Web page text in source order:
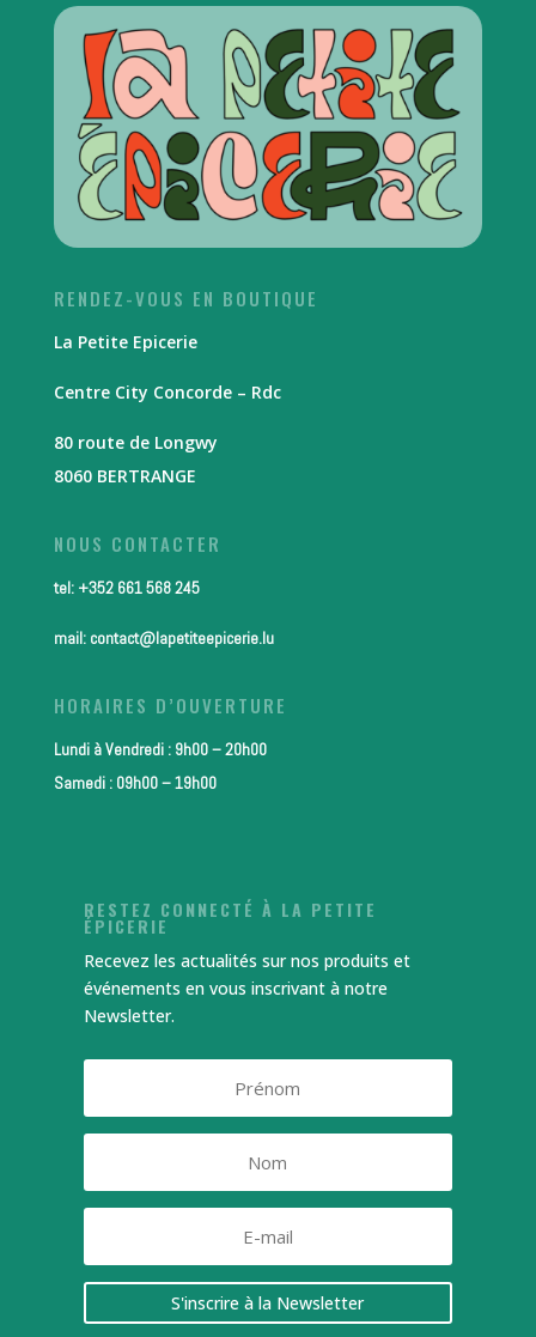
RENDEZ-VOUS EN BOUTIQUE
La Petite Epicerie
Centre City Concorde – Rdc
80 route de Longwy
8060 BERTRANGE
NOUS CONTACTER
tel: +352 661 568 245
mail: contact@lapetiteepicerie.lu
HORAIRES D’OUVERTURE
Lundi à Vendredi : 9h00 – 20h00
Samedi : 09h00 – 19h00
RESTEZ CONNECTÉ À LA PETITE
ÉPICERIE
Recevez les actualités sur nos produits et
événements en vous inscrivant à notre
Newsletter.
S'inscrire à la Newsletter